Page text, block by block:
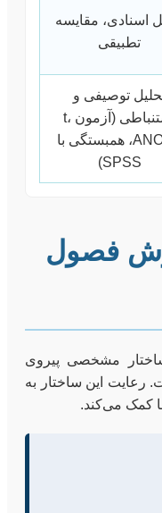
اسنادی، مقایسه
تطبیقی
توصیفی و
استنباطی (آزمون t،
ANOVA، همبستگی با
SPSS)
فصول
ساختار مشخصی پیروی
این ساختار به
کمک می‌کند.